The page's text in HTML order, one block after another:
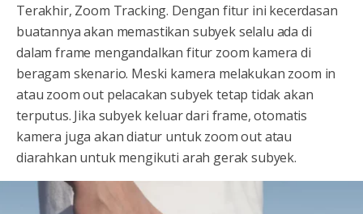
Terakhir, Zoom Tracking. Dengan fitur ini kecerdasan
buatannya akan memastikan subyek selalu ada di
dalam frame mengandalkan fitur zoom kamera di
beragam skenario. Meski kamera melakukan zoom in
atau zoom out pelacakan subyek tetap tidak akan
terputus. Jika subyek keluar dari frame, otomatis
kamera juga akan diatur untuk zoom out atau
diarahkan untuk mengikuti arah gerak subyek.